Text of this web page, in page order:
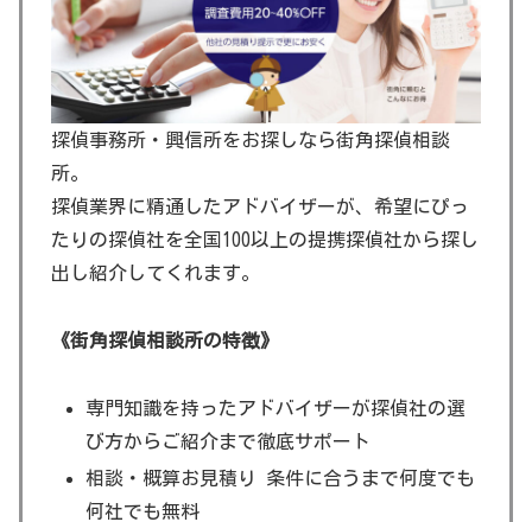
探偵事務所・興信所をお探しなら街角探偵相談
所。
探偵業界に精通したアドバイザーが、希望にぴっ
たりの探偵社を全国100以上の提携探偵社から探し
出し紹介してくれます。
《街角探偵相談所の特徴》
専門知識を持ったアドバイザーが探偵社の選
び方からご紹介まで徹底サポート
相談・概算お見積り 条件に合うまで何度でも
何社でも無料